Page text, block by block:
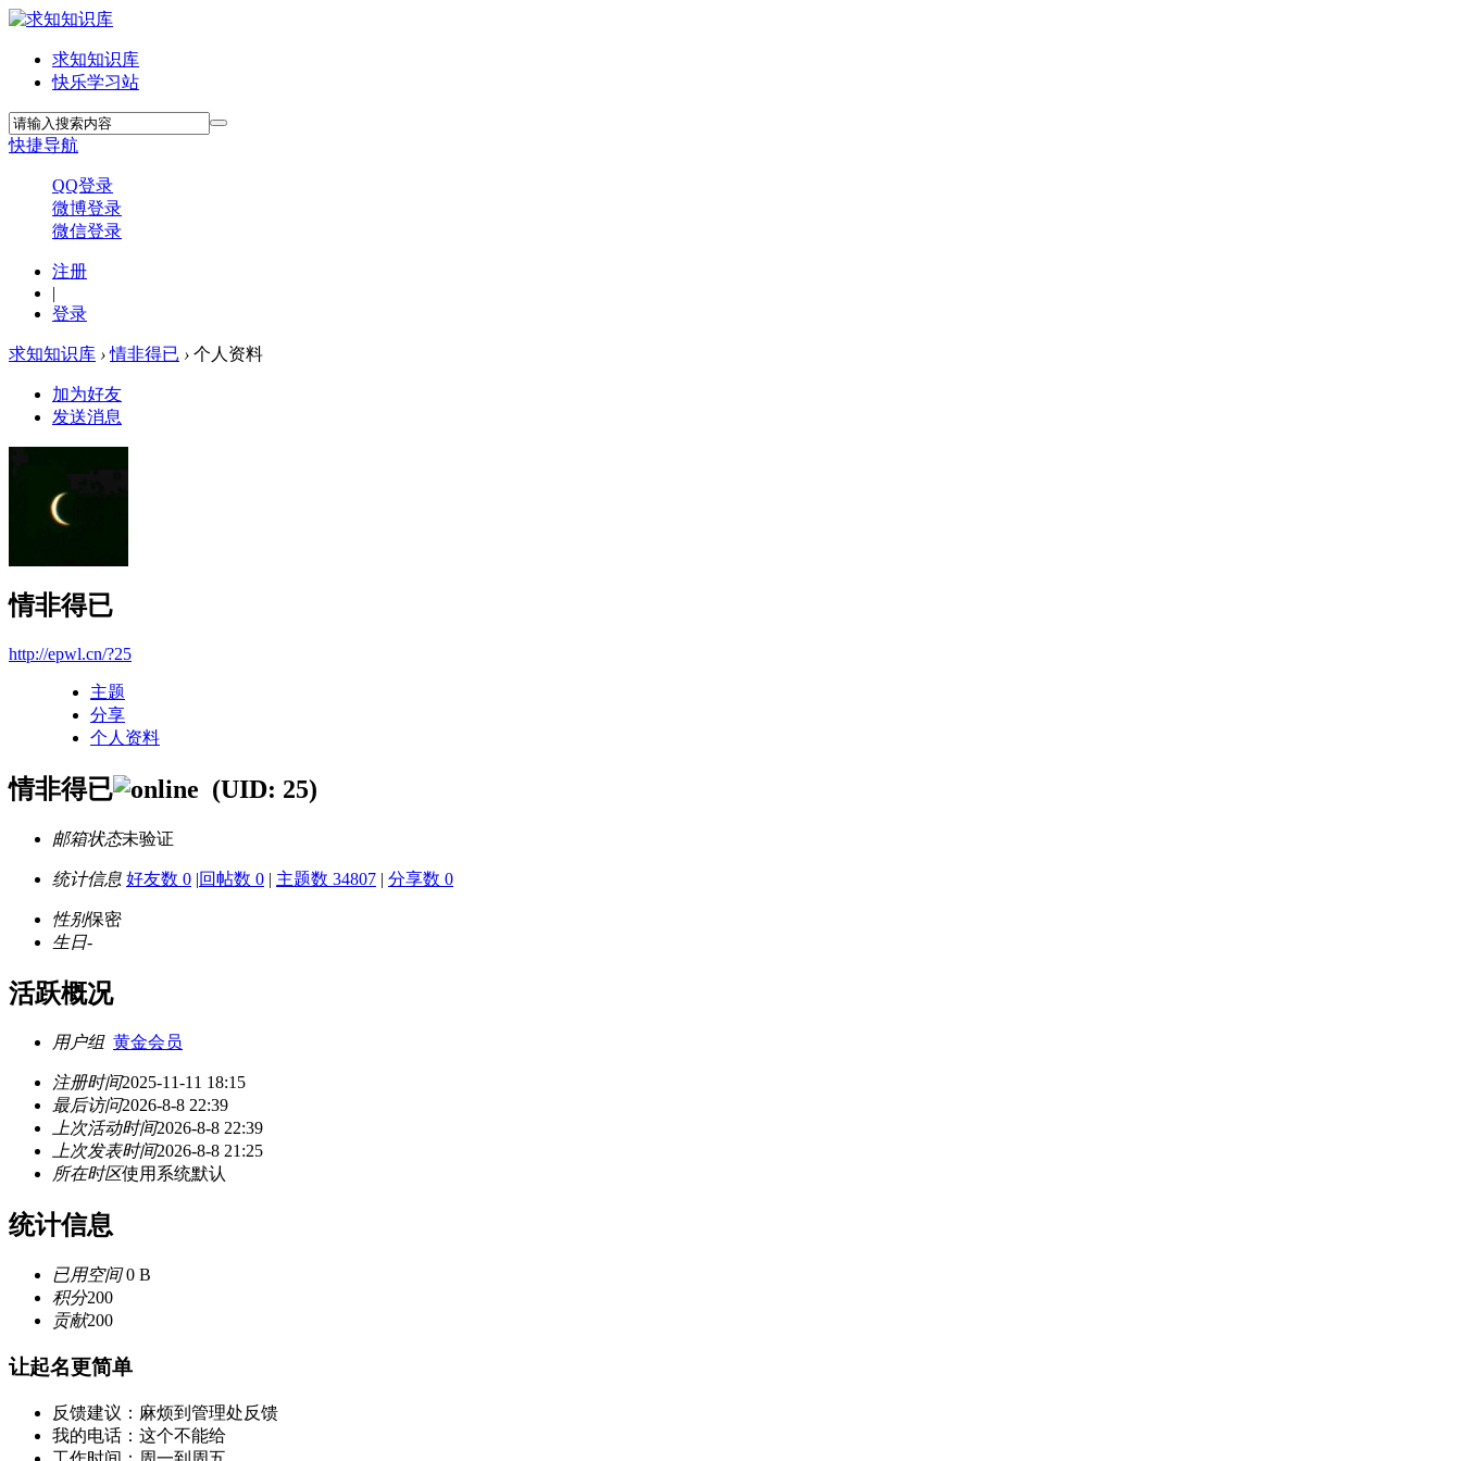
求知知识库
快乐学习站
快捷导航
QQ登录
微博登录
微信登录
注册
|
登录
求知知识库 › 情非得已 › 个人资料
加为好友
发送消息
情非得已
http://epwl.cn/?25
主题
分享
个人资料
情非得已 (UID: 25)
邮箱状态未验证
统计信息 好友数 0 |回帖数 0 | 主题数 34807 | 分享数 0
性别保密
生日-
活跃概况
用户组 黄金会员
注册时间2025-11-11 18:15
最后访问2026-8-8 22:39
上次活动时间2026-8-8 22:39
上次发表时间2026-8-8 21:25
所在时区使用系统默认
统计信息
已用空间0 B
积分200
贡献200
让起名更简单
反馈建议：麻烦到管理处反馈
我的电话：这个不能给